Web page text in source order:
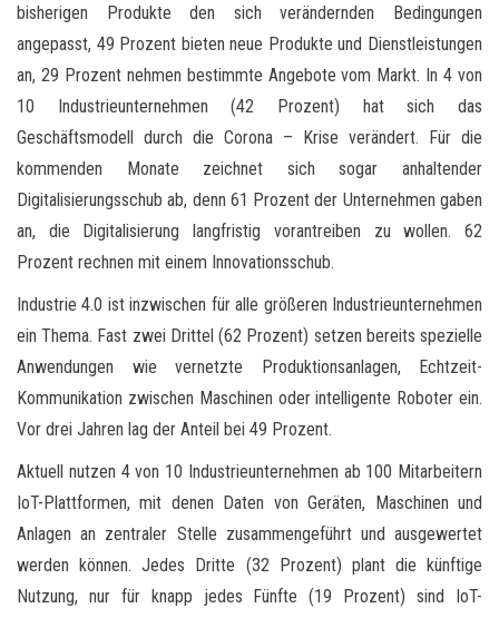
bisherigen Produkte den sich verändernden Bedingungen
angepasst, 49 Prozent bieten neue Produkte und Dienstleistungen
an, 29 Prozent nehmen bestimmte Angebote vom Markt. In 4 von
10 Industrieunternehmen (42 Prozent) hat sich das
Geschäftsmodell durch die Corona – Krise verändert. Für die
kommenden Monate zeichnet sich sogar anhaltender
Digitalisierungsschub ab, denn 61 Prozent der Unternehmen gaben
an, die Digitalisierung langfristig vorantreiben zu wollen. 62
Prozent rechnen mit einem Innovationsschub.
Industrie 4.0 ist inzwischen für alle größeren Industrieunternehmen
ein Thema. Fast zwei Drittel (62 Prozent) setzen bereits spezielle
Anwendungen wie vernetzte Produktionsanlagen, Echtzeit-
Kommunikation zwischen Maschinen oder intelligente Roboter ein.
Vor drei Jahren lag der Anteil bei 49 Prozent.
Aktuell nutzen 4 von 10 Industrieunternehmen ab 100 Mitarbeitern
IoT-Plattformen, mit denen Daten von Geräten, Maschinen und
Anlagen an zentraler Stelle zusammengeführt und ausgewertet
werden können. Jedes Dritte (32 Prozent) plant die künftige
Nutzung, nur für knapp jedes Fünfte (19 Prozent) sind IoT-